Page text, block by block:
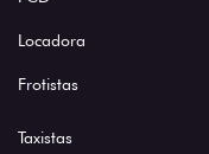
Locadora
Frotistas
Taxistas